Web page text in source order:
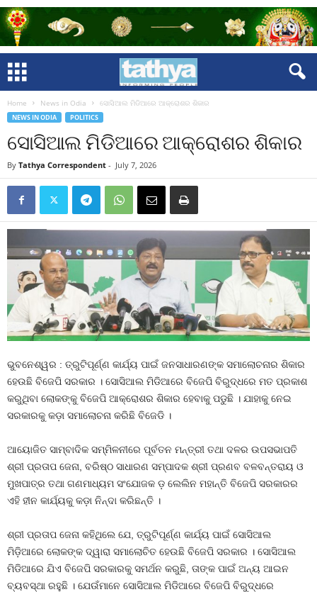
Home News in Odia ସୋସିଆଲ ମିଡିଆରେ ଆକ୍ରୋଶର ଶିକାର
NEWS IN ODIA POLITICS
ସୋସିଆଲ ମିଡିଆରେ ଆକ୍ରୋଶର ଶିକାର
By Tathya Correspondent - July 7, 2026
ଭୁବନେଶ୍ୱର : ତ୍ରୁଟିପୂର୍ଣ୍ଣ କାର୍ଯ୍ୟ ପାଇଁ ଜନସାଧାରଣଙ୍କ ସମାଲୋଚନାର ଶିକାର
ହେଉଛି ବିଜେପି ସରକାର । ସୋସିଆଲ ମିଡିଆରେ ବିଜେପି ବିରୁଦ୍ଧରେ ମତ ପ୍ରକାଶ
କରୁଥିବା ଲୋକଙ୍କୁ ବିଜେପି ଆକ୍ରୋଶର ଶିକାର ହେବାକୁ ପଡୁଛି । ଯାହାକୁ ନେଇ
ସରକାରକୁ କଡ଼ା ସମାଲୋଚନା କରିଛି ବିଜେଡି ।
ଆୟୋଜିତ ସାମ୍ବାଦିକ ସମ୍ମିଳନୀରେ ପୂର୍ବତନ ମନ୍ତ୍ରୀ ତଥା ଦଳର ଉପସଭାପତି
ଶ୍ରୀ ପ୍ରତାପ ଜେନା, ବରିଷ୍ଠ ସାଧାରଣ ସମ୍ପାଦକ ଶ୍ରୀ ପ୍ରଣବ ବଳବନ୍ତରାୟ ଓ
ମୁଖପାତ୍ର ତଥା ଗଣମାଧ୍ୟମ ସଂଯୋଜକ ଡ଼ ଲେଲିନ ମହାନ୍ତି ବିଜେପି ସରକାରର
ଏହି ହୀନ କାର୍ଯ୍ୟକୁ କଡ଼ା ନିନ୍ଦା କରିଛନ୍ତି ।
ଶ୍ରୀ ପ୍ରତାପ ଜେନା କହିଥିଲେ ଯେ, ତ୍ରୁଟିପୂର୍ଣ୍ଣ କାର୍ଯ୍ୟ ପାଇଁ ସୋସିଆଲ
ମିଡ଼ିଆରେ ଲୋକଙ୍କ ଦ୍ୱାରା ସମାଲୋଚିତ ହେଉଛି ବିଜେପି ସରକାର । ସୋସିଆଲ
ମିଡିଆରେ ଯିଏ ବିଜେପି ସରକାରକୁ ସମର୍ଥନ କରୁଛି, ତାଙ୍କ ପାଇଁ ଅନ୍ୟ ଆଇନ
ବ୍ୟବସ୍ଥା ରହୁଛି । ଯେଉଁମାନେ ସୋସିଆଲ ମିଡିଆରେ ବିଜେପି ବିରୁଦ୍ଧରେ